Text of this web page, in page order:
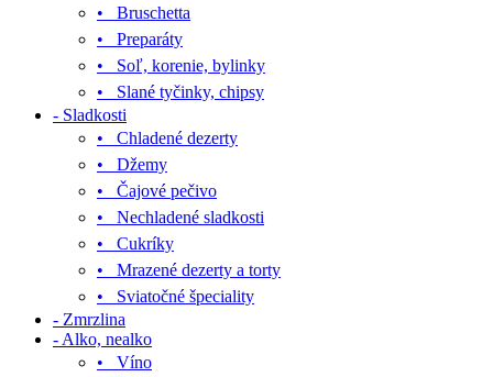
• Bruschetta
• Preparáty
• Soľ, korenie, bylinky
• Slané tyčinky, chipsy
- Sladkosti
• Chladené dezerty
• Džemy
• Čajové pečivo
• Nechladené sladkosti
• Cukríky
• Mrazené dezerty a torty
• Sviatočné špeciality
- Zmrzlina
- Alko, nealko
• Víno